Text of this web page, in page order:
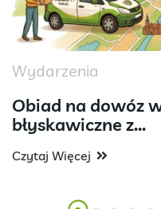
Wydarzenia
Obiad na dowóz
błyskawiczne z...
Czytaj Więcej